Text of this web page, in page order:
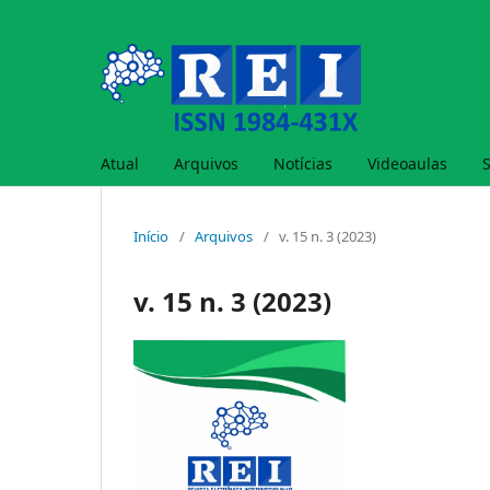
Atual Arquivos Notícias Videoaulas
Início / Arquivos / v. 15 n. 3 (2023)
v. 15 n. 3 (2023)